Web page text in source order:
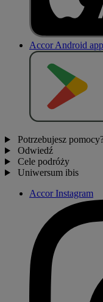
Accor Android app
Potrzebujesz
Odwiedź
Cele podróży
Uniwersum ibis
Accor Instagram